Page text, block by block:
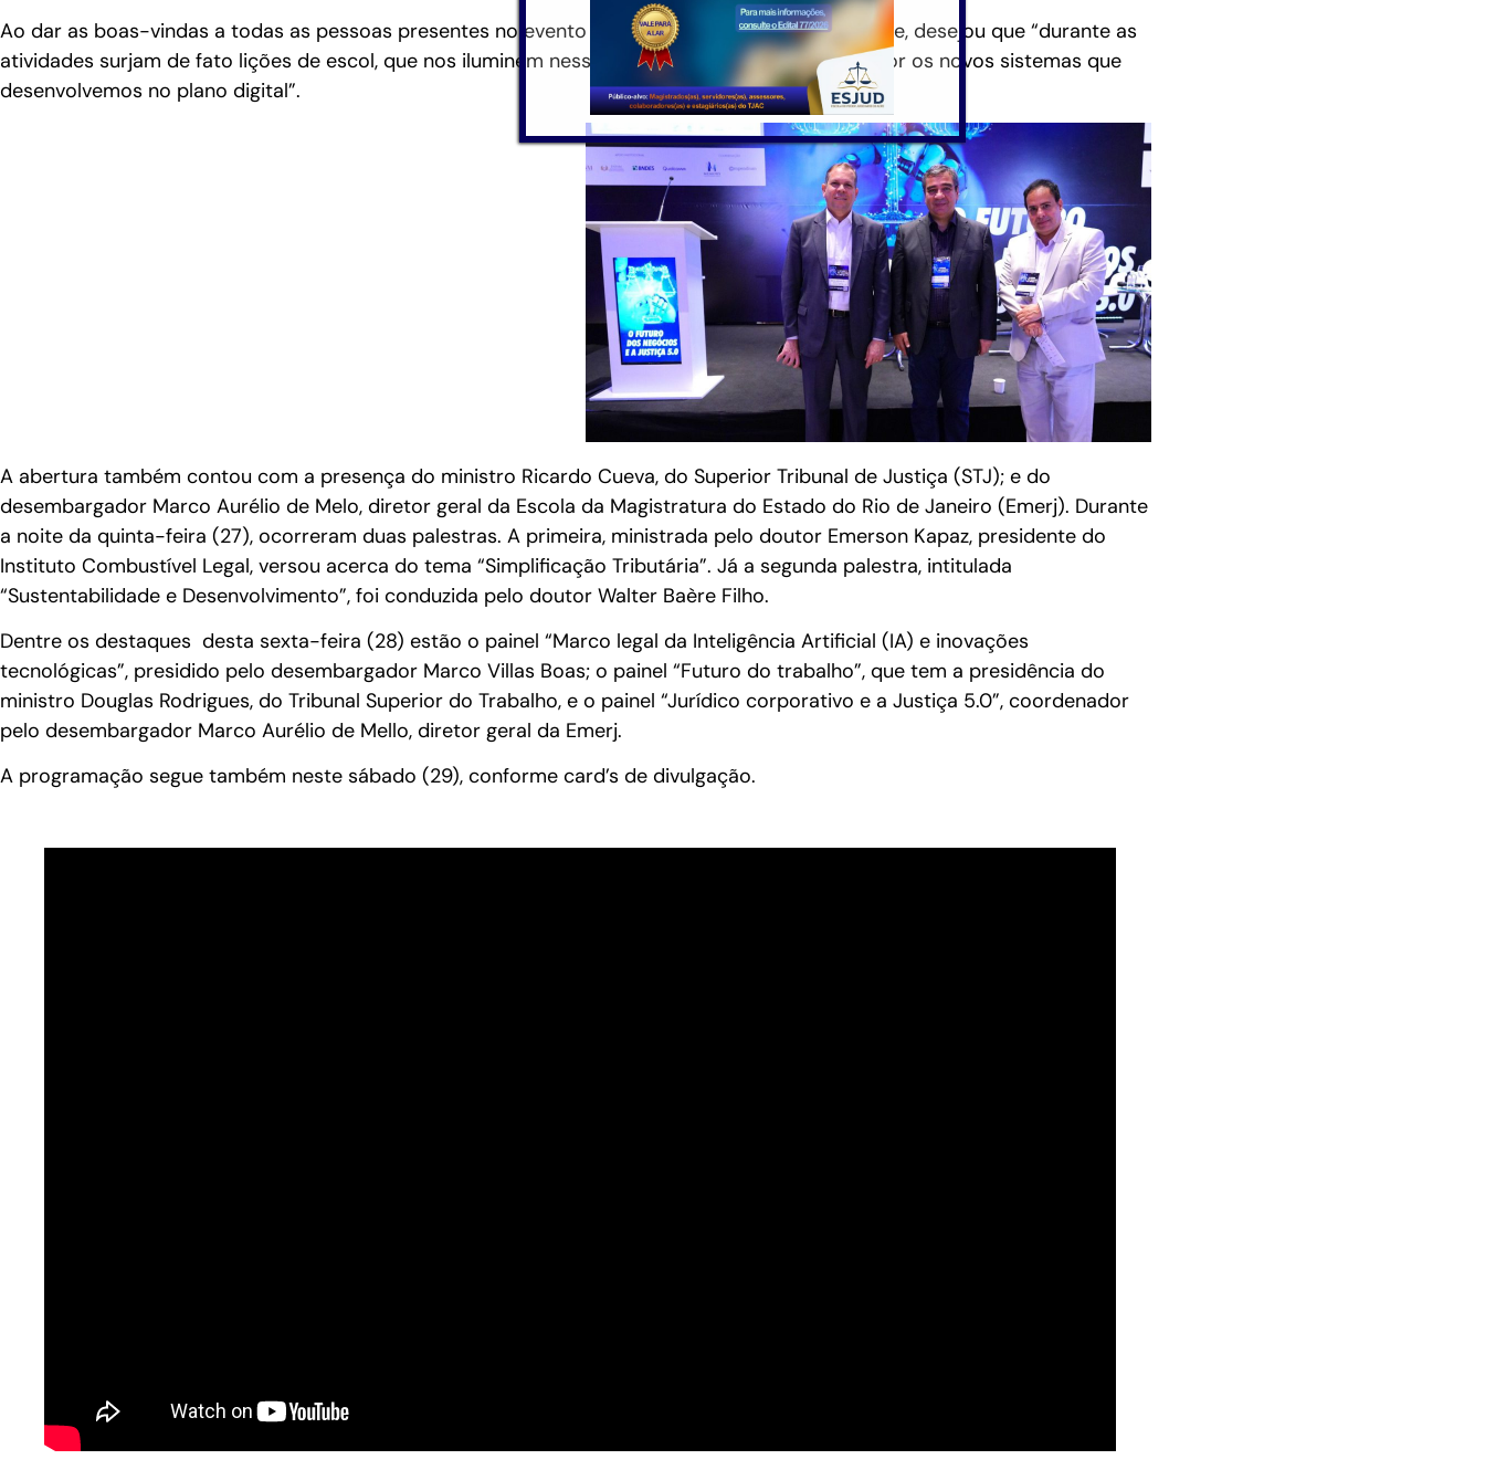
Ao dar as boas-vindas a todas as pessoas presentes no evento e aos que acompanhavam on-line, desejou que “durante as
atividades surjam de fato lições de escol, que nos iluminem nessa jornada de compreender melhor os novos sistemas que
desenvolvemos no plano digital”.
A abertura também contou com a presença do ministro Ricardo Cueva, do Superior Tribunal de Justiça (STJ); e do
desembargador Marco Aurélio de Melo, diretor geral da Escola da Magistratura do Estado do Rio de Janeiro (Emerj). Durante
a noite da quinta-feira (27), ocorreram duas palestras. A primeira, ministrada pelo doutor Emerson Kapaz, presidente do
Instituto Combustível Legal, versou acerca do tema “Simplificação Tributária”. Já a segunda palestra, intitulada
“Sustentabilidade e Desenvolvimento”, foi conduzida pelo doutor Walter Baère Filho.
Dentre os destaques desta sexta-feira (28) estão o painel “Marco legal da Inteligência Artificial (IA) e inovações
tecnológicas”, presidido pelo desembargador Marco Villas Boas; o painel “Futuro do trabalho”, que tem a presidência do
ministro Douglas Rodrigues, do Tribunal Superior do Trabalho, e o painel “Jurídico corporativo e a Justiça 5.0”, coordenador
pelo desembargador Marco Aurélio de Mello, diretor geral da Emerj.
A programação segue também neste sábado (29), conforme card’s de divulgação.